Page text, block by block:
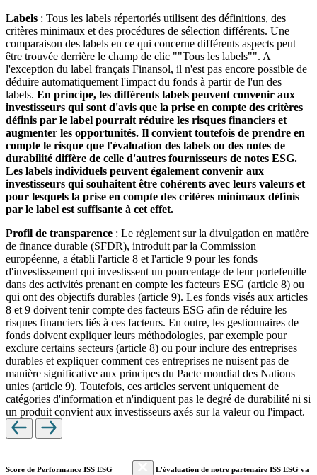
Labels : Tous les labels répertoriés utilisent des définitions, des
critères minimaux et des procédures de sélection différents. Une
comparaison des labels en ce qui concerne différents aspects peut
être trouvée derrière le champ de clic ""Tous les labels"". A
l'exception du label français Finansol, il n'est pas encore possible de
déduire automatiquement l'impact du fonds à partir de l'un des
labels. En principe, les différents labels peuvent convenir aux
investisseurs qui sont d'avis que la prise en compte des critères
définis par le label pourrait réduire les risques financiers et
augmenter les opportunités. Il convient toutefois de prendre en
compte le risque que l'évaluation des labels ou des notes de
durabilité diffère de celle d'autres fournisseurs de notes ESG.
Les labels individuels peuvent également convenir aux
investisseurs qui souhaitent être cohérents avec leurs valeurs et
pour lesquels la prise en compte des critères minimaux définis
par le label est suffisante à cet effet.
Profil de transparence : Le règlement sur la divulgation en matière
de finance durable (SFDR), introduit par la Commission
européenne, a établi l'article 8 et l'article 9 pour les fonds
d'investissement qui investissent un pourcentage de leur portefeuille
dans des activités prenant en compte les facteurs ESG (article 8) ou
qui ont des objectifs durables (article 9). Les fonds visés aux articles
8 et 9 doivent tenir compte des facteurs ESG afin de réduire les
risques financiers liés à ces facteurs. En outre, les gestionnaires de
fonds doivent expliquer leurs méthodologies, par exemple pour
exclure certains secteurs (article 8) ou pour inclure des entreprises
durables et expliquer comment ces entreprises ne nuisent pas de
manière significative aux principes du Pacte mondial des Nations
unies (article 9). Toutefois, ces articles servent uniquement de
catégories d'information et n'indiquent pas le degré de durabilité ni si
un produit convient aux investisseurs axés sur la valeur ou l'impact.
Score de Performance ISS ESG
L'évaluation de notre partenaire ISS ESG va